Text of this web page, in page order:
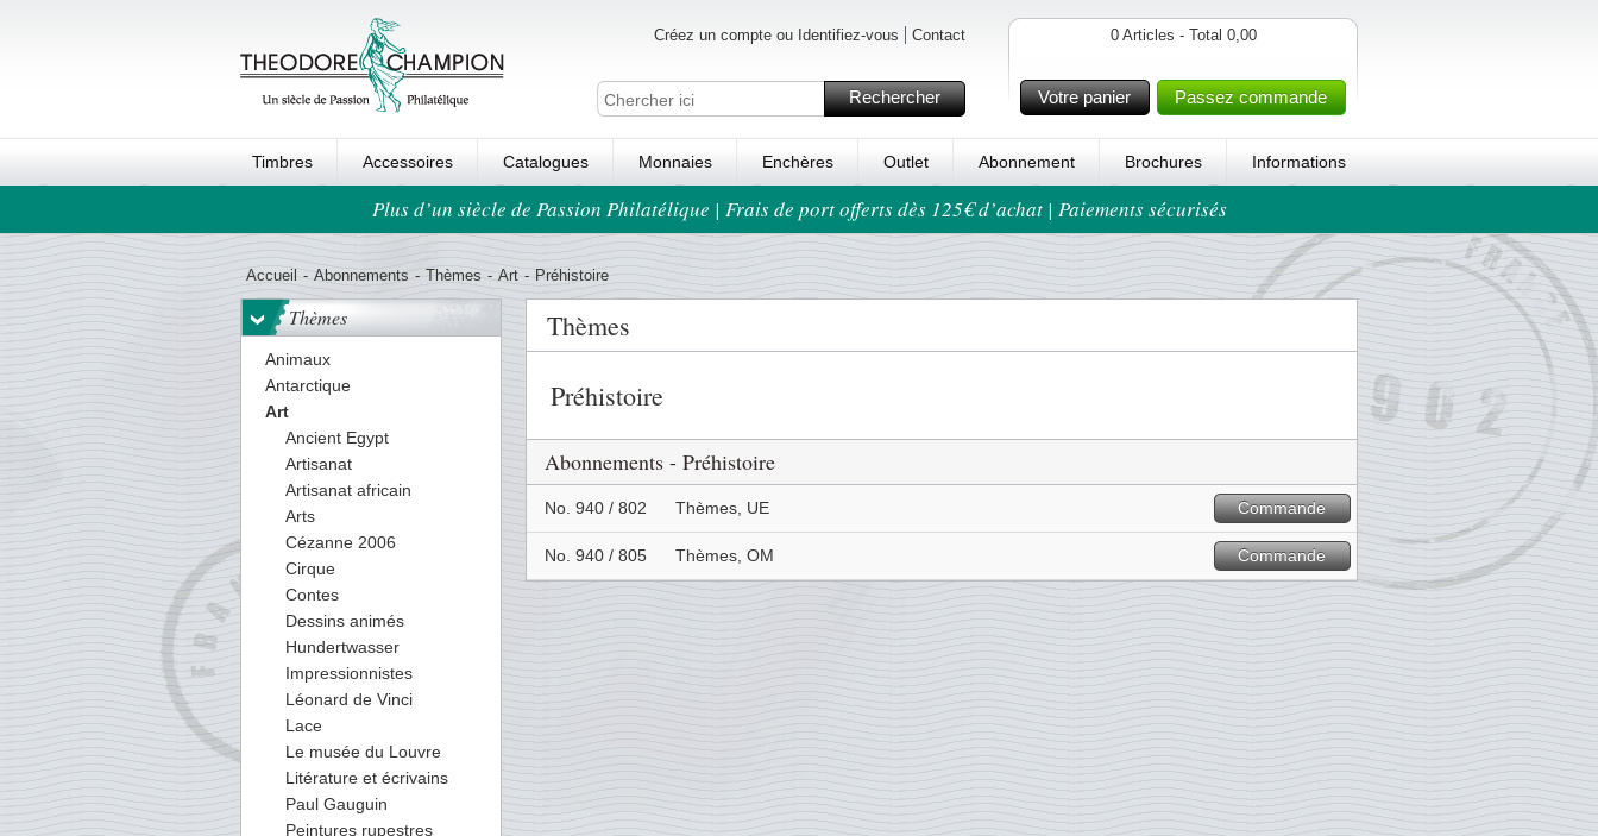
Créez un compte ou Identifiez-vous Contact
Rechercher
0 Articles - Total 0,00
Votre panier Passez commande
Timbres Accessoires Catalogues Monnaies Enchères Outlet Abonnement Brochures Informations
Ordre au panierPlus d’un siècle de Passion Philatélique | Frais de port offerts dès 125€ d’achat | Paiements sécurisés
Accueil - Abonnements - Thèmes - Art - Préhistoire
Thèmes
Animaux
Antarctique
Art
Ancient Egypt
Artisanat
Artisanat africain
Arts
Cézanne 2006
Cirque
Contes
Dessins animés
Hundertwasser
Impressionnistes
Léonard de Vinci
Lace
Le musée du Louvre
Litérature et écrivains
Paul Gauguin
Peintures rupestres
Thèmes
Préhistoire
Abonnements - Préhistoire
No. 940 / 802 Thèmes, UE Commande
No. 940 / 805 Thèmes, OM Commande